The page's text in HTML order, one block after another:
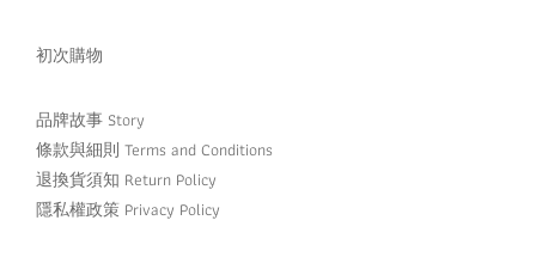
初次購物
品牌故事 Story
條款與細則 Terms and Conditions
退換貨須知 Return Policy
隱私權政策 Privacy Policy